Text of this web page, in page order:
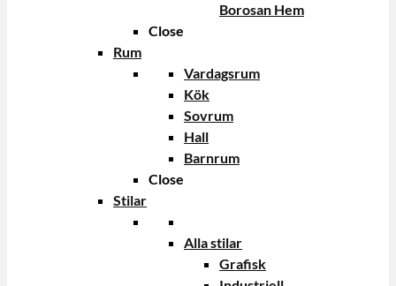
Borosan Hem
Close
Rum
Vardagsrum
Kök
Sovrum
Hall
Barnrum
Close
Stilar
Alla stilar
Grafisk